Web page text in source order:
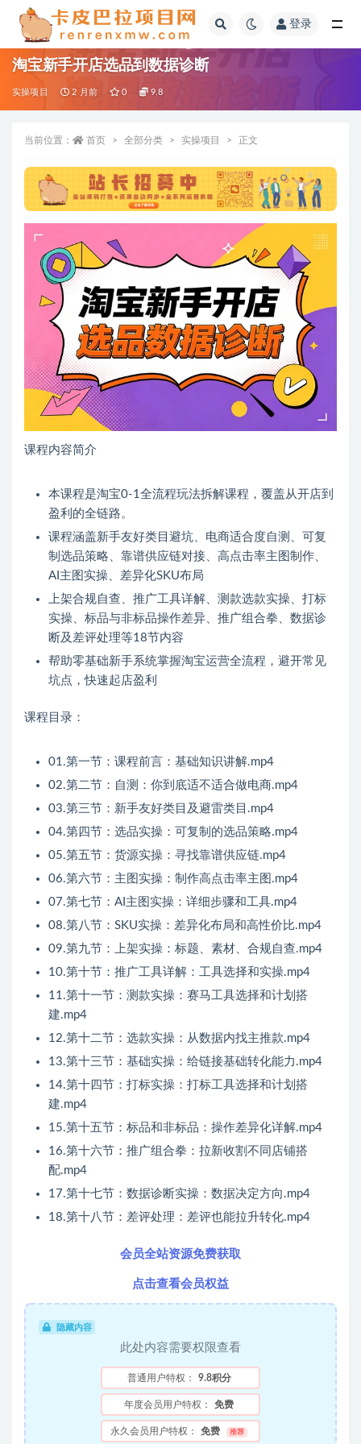
登录
淘宝新手开店选品到数据诊断
实操项目 2 月前 0 9.8
当前位置： 首页 全部分类 实操项目 正文
课程内容简介
本课程是淘宝0-1全流程玩法拆解课程，覆盖从开店到
盈利的全链路。
课程涵盖新手友好类目避坑、电商适合度自测、可复
制选品策略、靠谱供应链对接、高点击率主图制作、
AI主图实操、差异化SKU布局
上架合规自查、推广工具详解、测款选款实操、打标
实操、标品与非标品操作差异、推广组合拳、数据诊
断及差评处理等18节内容
帮助零基础新手系统掌握淘宝运营全流程，避开常见
坑点，快速起店盈利
课程目录：
01.第一节：课程前言：基础知识讲解.mp4
02.第二节：自测：你到底适不适合做电商.mp4
03.第三节：新手友好类目及避雷类目.mp4
04.第四节：选品实操：可复制的选品策略.mp4
05.第五节：货源实操：寻找靠谱供应链.mp4
06.第六节：主图实操：制作高点击率主图.mp4
07.第七节：AI主图实操：详细步骤和工具.mp4
08.第八节：SKU实操：差异化布局和高性价比.mp4
09.第九节：上架实操：标题、素材、合规自查.mp4
10.第十节：推广工具详解：工具选择和实操.mp4
11.第十一节：测款实操：赛马工具选择和计划搭
建.mp4
12.第十二节：选款实操：从数据内找主推款.mp4
13.第十三节：基础实操：给链接基础转化能力.mp4
14.第十四节：打标实操：打标工具选择和计划搭
建.mp4
15.第十五节：标品和非标品：操作差异化详解.mp4
16.第十六节：推广组合拳：拉新收割不同店铺搭
配.mp4
17.第十七节：数据诊断实操：数据决定方向.mp4
18.第十八节：差评处理：差评也能拉升转化.mp4
会员全站资源免费获取
点击查看会员权益
隐藏内容
此处内容需要权限查看
普通用户特权： 9.8积分
年度会员用户特权： 免费
永久会员用户特权： 免费 推荐
全部